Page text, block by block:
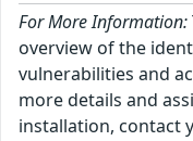
For More Information:
overview of the
vulnerabilities and
more details and
installation, contact